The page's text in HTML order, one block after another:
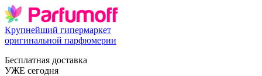
Крупнейший гипермаркет
оригинальной парфюмерии
Бесплатная доставка
УЖЕ сегодня